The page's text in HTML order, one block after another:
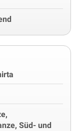
Süd- und